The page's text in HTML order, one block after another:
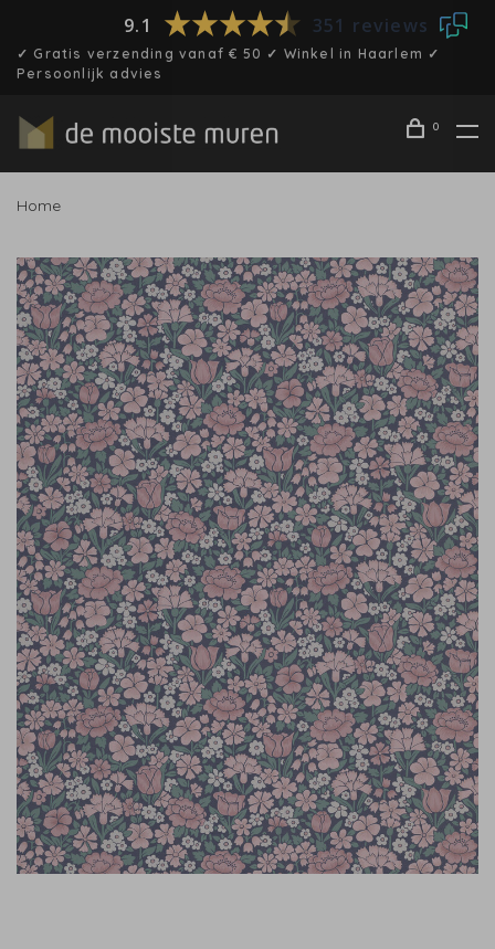
9.1 351 reviews
✓ Gratis verzending vanaf € 50 ✓ Winkel in Haarlem ✓
Persoonlijk advies
0
Home